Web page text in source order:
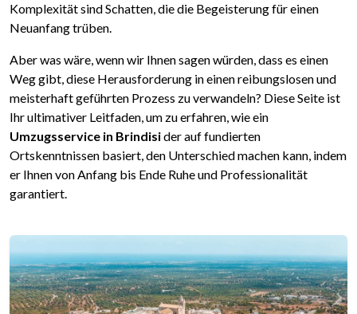
Komplexität sind Schatten, die die Begeisterung für einen
Neuanfang trüben.
Aber was wäre, wenn wir Ihnen sagen würden, dass es einen
Weg gibt, diese Herausforderung in einen reibungslosen und
meisterhaft geführten Prozess zu verwandeln? Diese Seite ist
Ihr ultimativer Leitfaden, um zu erfahren, wie ein
Umzugsservice in Brindisider auf fundierten
Ortskenntnissen basiert, den Unterschied machen kann, indem
er Ihnen von Anfang bis Ende Ruhe und Professionalität
garantiert.